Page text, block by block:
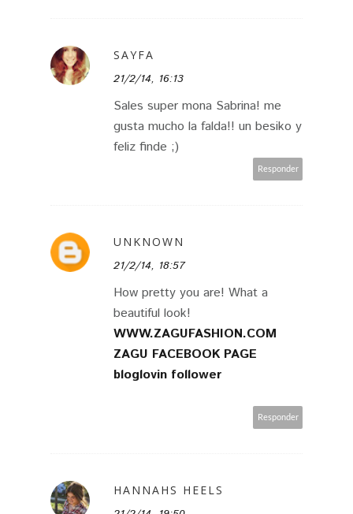
SAYFA
21/2/14, 16:13
Sales super mona Sabrina! me
gusta mucho la falda!! un besiko y
feliz finde ;)
Responder
UNKNOWN
21/2/14, 18:57
How pretty you are! What a
beautiful look!
WWW.ZAGUFASHION.COM
ZAGU FACEBOOK PAGE
bloglovin follower
Responder
HANNAHS HEELS